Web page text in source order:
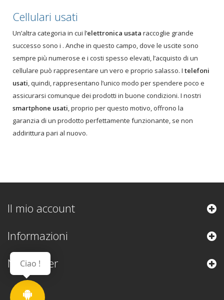
Cellulari usati
Un’altra categoria in cui l’elettronica usata raccoglie grande
successo sono i . Anche in questo campo, dove le uscite sono
sempre più numerose e i costi spesso elevati, l’acquisto di un
cellulare può rappresentare un vero e proprio salasso. I telefoni
usati, quindi, rappresentano l’unico modo per spendere poco e
assicurarsi comunque dei prodotti in buone condizioni. I nostri
smartphone usati, proprio per questo motivo, offrono la
garanzia di un prodotto perfettamente funzionante, se non
addirittura pari al nuovo.
Il mio account
Informazioni
Newsletter
Ciao !